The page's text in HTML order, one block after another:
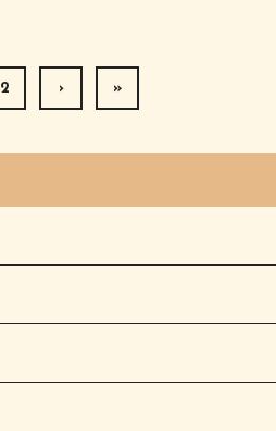
2 › »